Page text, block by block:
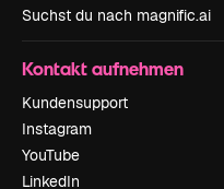
Suchst du nach magnific.ai
Kontakt aufnehmen
Kundensupport
Instagram
YouTube
LinkedIn